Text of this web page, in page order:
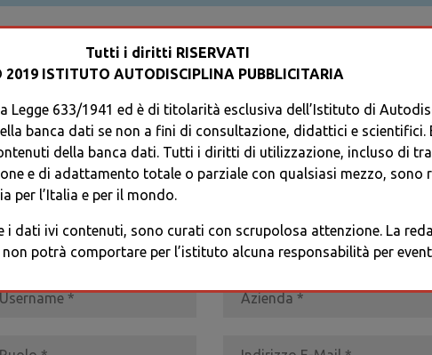
AL TUO PROFILO
* I CAMPI CONTRASSEGNATI SONO OBBLIGATORI
Tutti i diritti RISERVATI
2019 ISTITUTO AUTODISCIPLINA PUBBLICITARIA
Legge 633/1941 ed è di titolarità esclusiva dell’Istituto di
banca dati se non a fini di consultazione, didattici e scientifici.
della banca dati. Tutti i diritti di utilizzazione, incluso di
e di adattamento totale o parziale con qualsiasi mezzo, sono
per l’Italia e per il mondo.
dati ivi contenuti, sono curati con scrupolosa attenzione. La
potrà comportare per l’istituto alcuna responsabilità per